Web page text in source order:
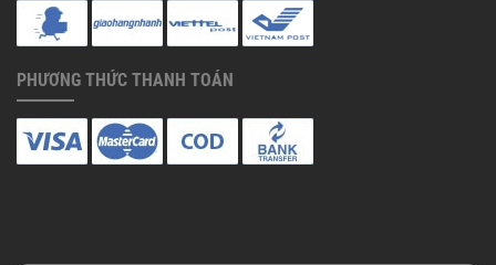
PHƯƠNG THỨC THANH TOÁN